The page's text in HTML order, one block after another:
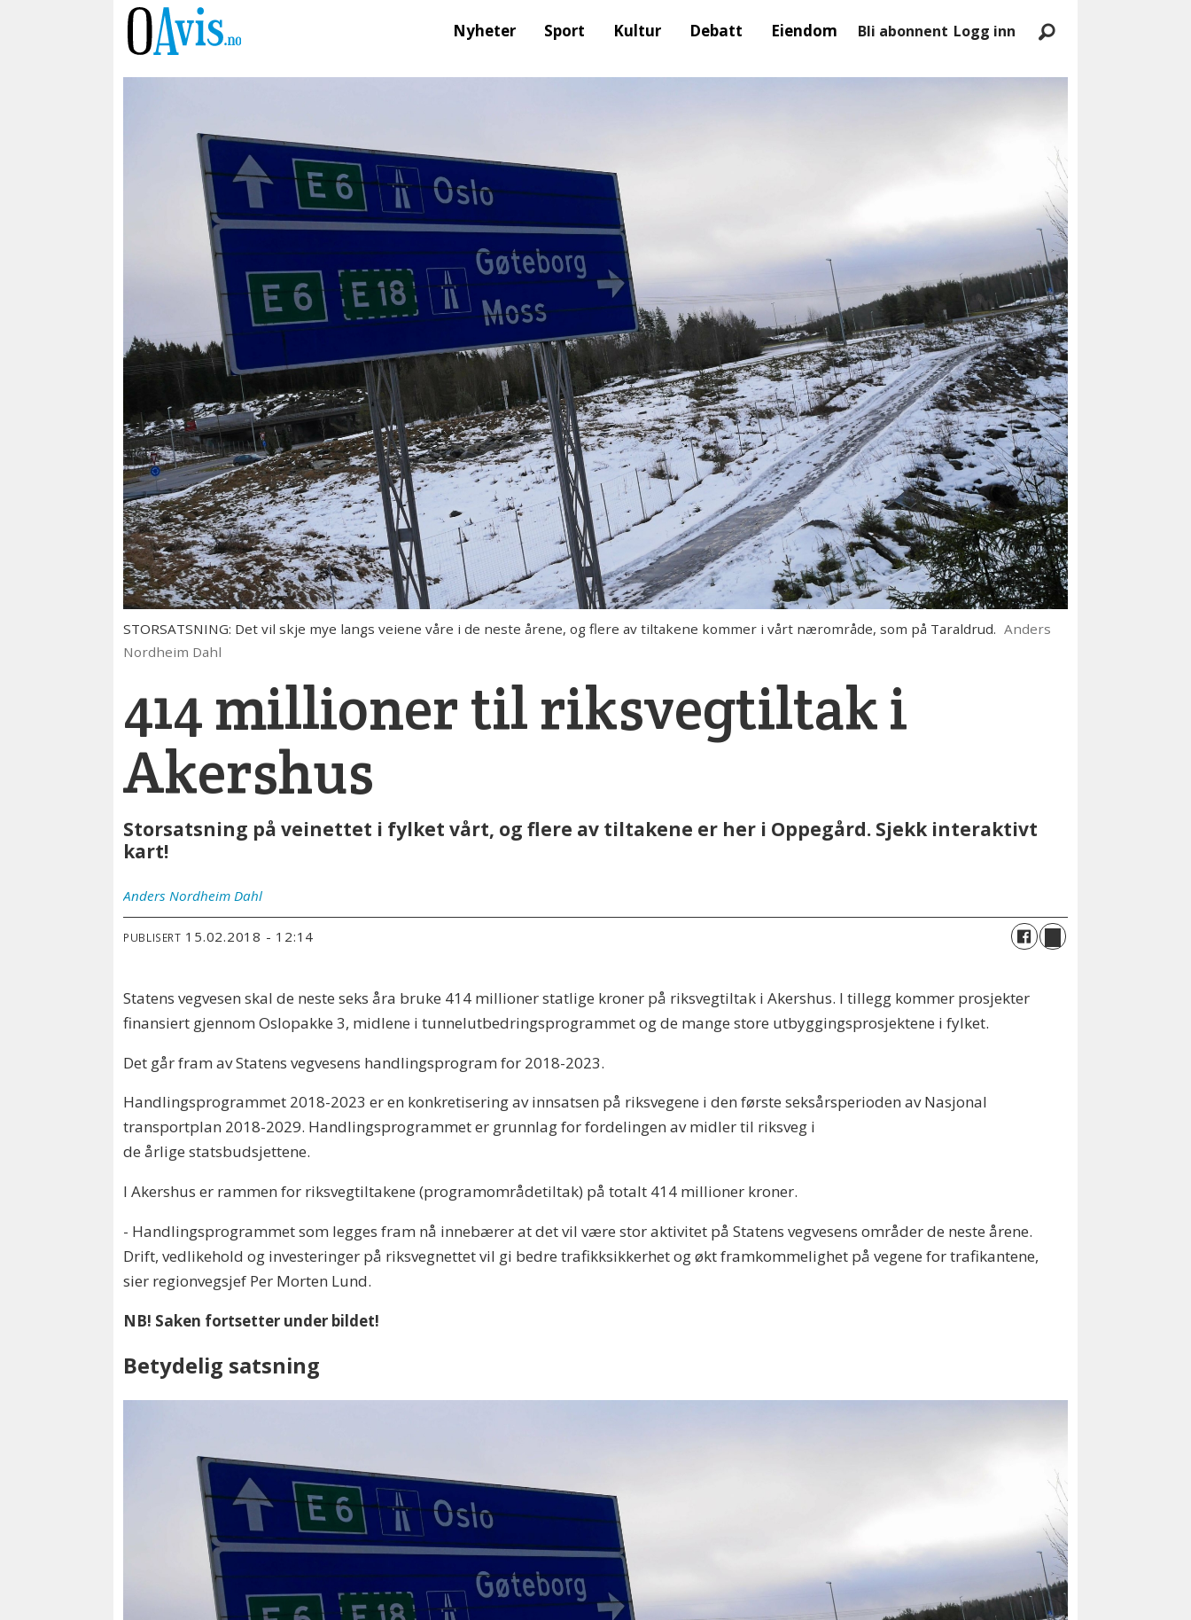
Nyheter Sport Kultur Debatt Eiendom Bli abonnent Logg inn
STORSATSNING: Det vil skje mye langs veiene våre i de neste årene, og flere av tiltakene kommer i vårt nærområde, som på Taraldrud. Anders
Nordheim Dahl
414 millioner til riksvegtiltak i
Akershus
Storsatsning på veinettet i fylket vårt, og flere av tiltakene er her i Oppegård. Sjekk interaktivt
kart!
Anders Nordheim Dahl
PUBLISERT 15.02.2018 - 12:14
Statens vegvesen skal de neste seks åra bruke 414 millioner statlige kroner på riksvegtiltak i Akershus. I tillegg kommer prosjekter
finansiert gjennom Oslopakke 3, midlene i tunnelutbedringsprogrammet og de mange store utbyggingsprosjektene i fylket.
Det går fram av Statens vegvesens handlingsprogram for 2018-2023.
Handlingsprogrammet 2018-2023 er en konkretisering av innsatsen på riksvegene i den første seksårsperioden av Nasjonal
transportplan 2018-2029. Handlingsprogrammet er grunnlag for fordelingen av midler til riksveg i
de årlige statsbudsjettene.
I Akershus er rammen for riksvegtiltakene (programområdetiltak) på totalt 414 millioner kroner.
- Handlingsprogrammet som legges fram nå innebærer at det vil være stor aktivitet på Statens vegvesens områder de neste årene.
Drift, vedlikehold og investeringer på riksvegnettet vil gi bedre trafikksikkerhet og økt framkommelighet på vegene for trafikantene,
sier regionvegsjef Per Morten Lund.
NB! Saken fortsetter under bildet!
Betydelig satsning